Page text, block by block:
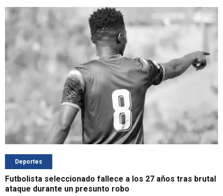
Deportes
Futbolista seleccionado fallece a los 27 años tras brutal
ataque durante un presunto robo